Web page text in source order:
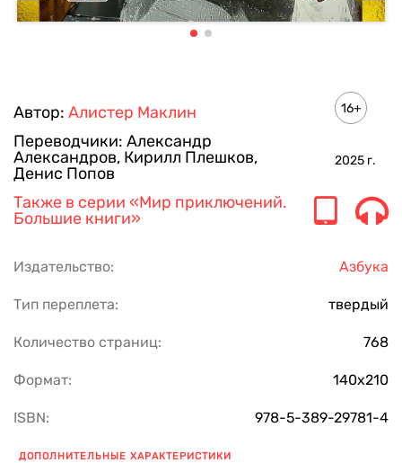
Автор: Алистер Маклин
Переводчики: Александр
Александров, Кирилл Плешков,
Денис Попов
16+
2025 г.
Также в серии «Мир приключений.
Большие книги»
Издательство: Азбука
Тип переплета: твердый
Количество страниц: 768
Формат: 140х210
ISBN: 978-5-389-29781-4
ДОПОЛНИТЕЛЬНЫЕ ХАРАКТЕРИСТИКИ